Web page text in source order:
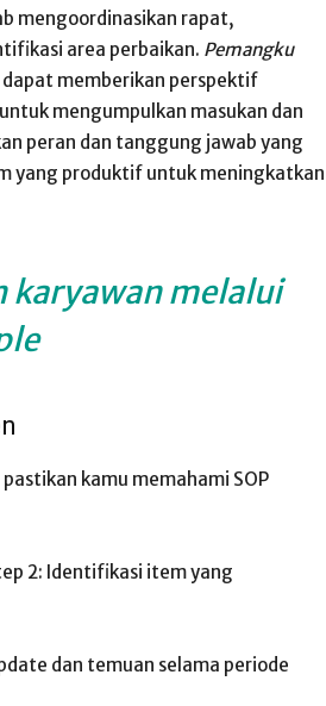
mengoordinasikan rapat,
area perbaikan. Pemangku
memberikan perspektif
mengumpulkan masukan dan
peran dan tanggung jawab yang
yang produktif untuk meningkatkan
karyawan melalui
kamu memahami SOP
2: Identifikasi item yang
dan temuan selama periode